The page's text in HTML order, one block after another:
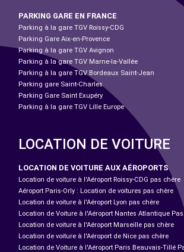
PARKING GARE EN FRANCE
Parking à la gare TGV Roissy-CDG
Parking Gare Aix-en-Provence
Parking à la gare TGV Avignon
Parking à la gare TGV Marne-la-Vallée
Parking à la gare TGV Bordeaux Saint-Jean
Parking gare Saint-Charles
Parking Gare Saint Exupéry
Parking à la gare TGV Lille Europe
LOCATION DE VOITURE
LOCATION DE VOITURE AUX AÉROPORTS
Location de voiture à l'Aéroport Roissy-CDG pas chère
Aéroport Paris-Orly : Location de voitures pas chère
Location de voiture à l'Aéroport Lyon pas chère
Location de Voiture à l'Aéroport Nantes Atlantique
Location de voiture à l'Aéroport Marseille pas chère
Location de voiture à l'Aéroport de Nice pas chère
Location de Voiture à l'Aéroport Paris Beauvais-Tillé